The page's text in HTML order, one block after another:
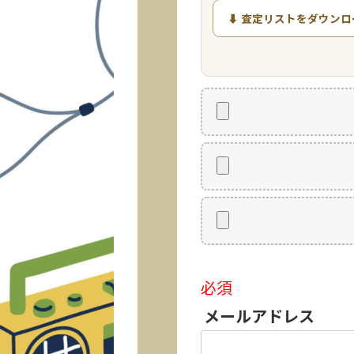
⬇ 査定リストをダウンロ
必須
メールアドレス